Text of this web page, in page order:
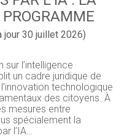
jour 30 juillet 2026)
sur l’intelligence
un cadre juridique de
l’innovation technologique
des citoyens. À
mesures entre
spécialement la
l’IA…